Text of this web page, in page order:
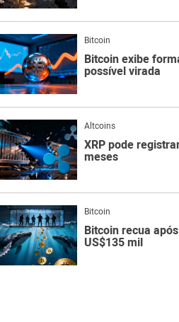
Bitcoin
Bitcoin exibe
possível virada
Altcoins
XRP pode
meses
Bitcoin
Bitcoin recua
US$135 mil